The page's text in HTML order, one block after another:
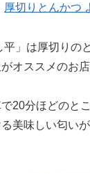
厚切りとんかつ
平」は厚切りの
オススメのお店
20分ほどのと
美味しい匂い